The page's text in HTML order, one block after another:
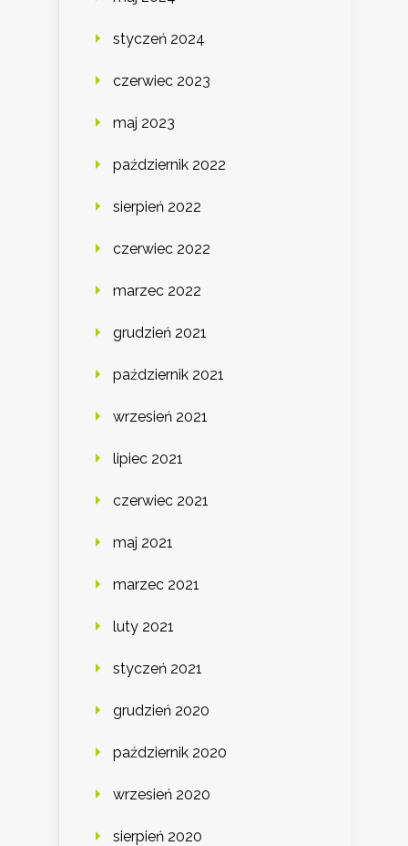
styczeń 2024
czerwiec 2023
maj 2023
październik 2022
sierpień 2022
czerwiec 2022
marzec 2022
grudzień 2021
październik 2021
wrzesień 2021
lipiec 2021
czerwiec 2021
maj 2021
marzec 2021
luty 2021
styczeń 2021
grudzień 2020
październik 2020
wrzesień 2020
sierpień 2020